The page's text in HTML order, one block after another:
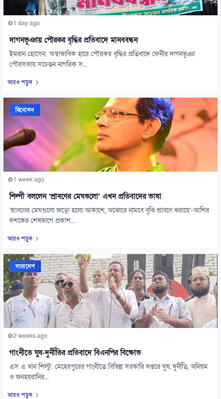
1 day ago
দাগনভূঞায় পৌরকর বৃদ্ধির প্রতিবাদে মানববন্ধন
ইমরান হোসেন: অস্বাভাবিক হারে পৌরকর বৃদ্ধির প্রতিবাদে ফেনীর দাগনভূঞা
পৌরসভায় সচেতন নাগরিক স...
আরও পড়ুন
বিনোদন
1 week ago
শিল্পী বললেন ‘শ্রাবণের মেঘগুলো’ এখন প্রতিবাদের ভাষা
‘শ্রাবণের মেঘগুলো জড়ো হলো আকাশে, অঝোরে নামবে বুঝি শ্রাবণে ঝরায়ে’-আশির
দশকের শেষভাগে প্রকাশ...
আরও পড়ুন
সারাদেশ
2 weeks ago
গাংনীতে ঘুষ-দুর্নীতির প্রতিবাদে বিএনপির বিক্ষোভ
এস এ খান শিল্টু: মেহেরপুরের গাংনীতে বিভিন্ন সরকারি দপ্তরে ঘুষ, দুর্নীতি, অনিয়ম
ও জনহয়রানির...
আরও পড়ুন